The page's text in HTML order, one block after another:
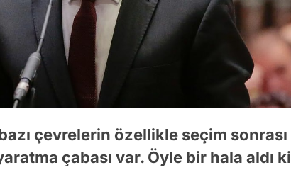
çevrelerin özellikle seçim sonrası
çabası var. Öyle bir hala aldı ki